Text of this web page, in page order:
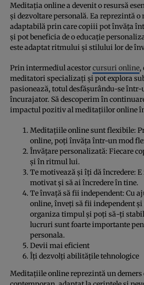
Meditația online a devenit o resursă
și dezvoltare personală. Ea reprezintă o
adaptabilă prin care copiii pot învăța
și pot beneficia de o educație
este adaptat ritmului și stilului lor de
Prin intermediul acestorcursuri online,
meditatori specializați și pot explora
pasionează, totul desfășurându-se
încurajator. Să descoperim în
impactul pozitiv al meditațiilor online
Meditațiile online sunt flexibile:
online, poți învăța într-un mod
Învățare personalizată: Fiecare
și în ritmul lui.
Te motivează și îți dă încredere:
motivat și să ai încredere în tine.
Te învață să fii independent: Cu
online, înveți să fii independent
organiza timpul și poți să-ți
lucruri sunt foarte importante
personala.
Devii mai eficient
Îți dezvolți abilitățile tehnologice
Meditațiile online reprezintă un demers